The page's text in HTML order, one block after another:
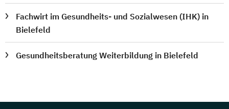
Fachwirt im Gesundheits- und Sozialwesen (IHK) in
Bielefeld
Gesundheitsberatung Weiterbildung in Bielefeld